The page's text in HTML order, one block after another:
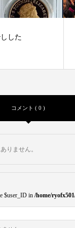
した
コメント ( 0 )
りません。
$user_ID in /home/